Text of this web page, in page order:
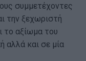
συμμετέχοντες
την ξεχωριστή
το αξίωμα του
αλλά και σε μία